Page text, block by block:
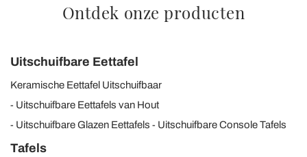
Ontdek onze producten
Uitschuifbare Eettafel
Keramische Eettafel Uitschuifbaar
Uitschuifbare Eettafels van Hout
Uitschuifbare Glazen Eettafels
Uitschuifbare Console Tafels
Tafels